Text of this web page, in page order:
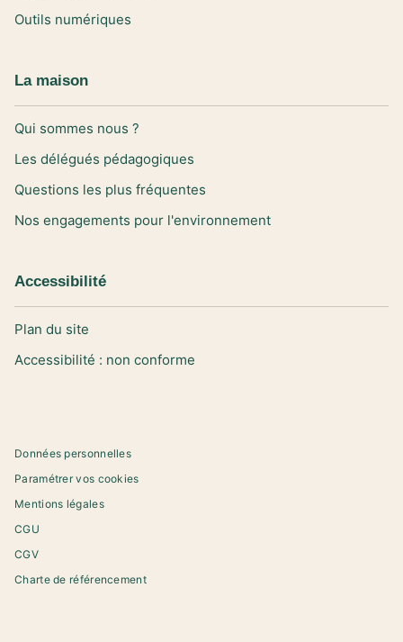
Outils numériques
La maison
Qui sommes nous ?
Les délégués pédagogiques
Questions les plus fréquentes
Nos engagements pour l'environnement
Accessibilité
Plan du site
Accessibilité : non conforme
Données personnelles
Paramétrer vos cookies
Mentions légales
CGU
CGV
Charte de référencement